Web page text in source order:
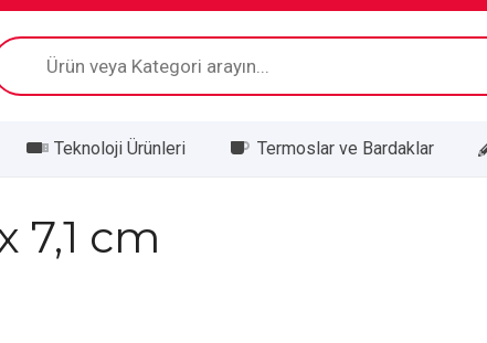
Teknoloji Ürünleri Termoslar ve Bardaklar
7,1 cm